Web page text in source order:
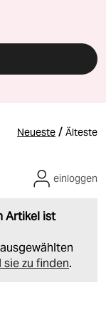
Neueste / Älteste
Artikel ist
sie zu finden.
einloggen